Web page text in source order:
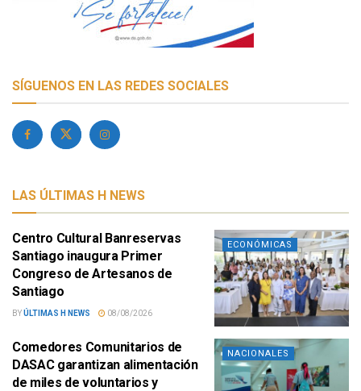
SÍGUENOS EN LAS REDES SOCIALES
LAS ÚLTIMAS H NEWS
ECONÓMICAS
Centro Cultural Banreservas
Santiago inaugura Primer
Congreso de Artesanos de
Santiago
BYÚLTIMAS H NEWS 08/08/2026
NACIONALES
Comedores Comunitarios de
DASAC garantizan alimentación
de miles de voluntarios y